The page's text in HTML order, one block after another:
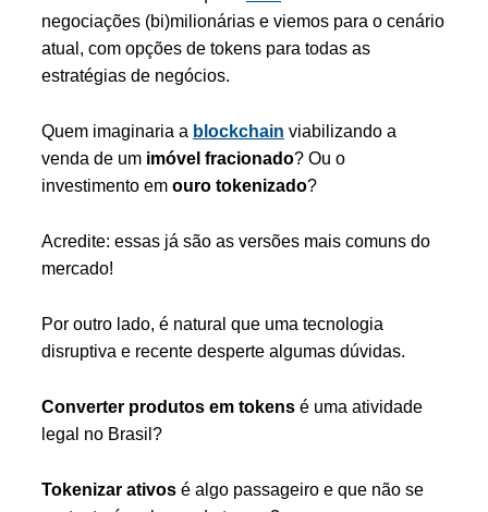
negociações (bi)milionárias e viemos para o cenário
atual, com opções de tokens para todas as
estratégias de negócios.
Quem imaginaria a blockchain viabilizando a
venda de um imóvel fracionado? Ou o
investimento em ouro tokenizado?
Acredite: essas já são as versões mais comuns do
mercado!
Por outro lado, é natural que uma tecnologia
disruptiva e recente desperte algumas dúvidas.
Converter produtos em tokens é uma atividade
legal no Brasil?
Tokenizar ativos é algo passageiro e que não se